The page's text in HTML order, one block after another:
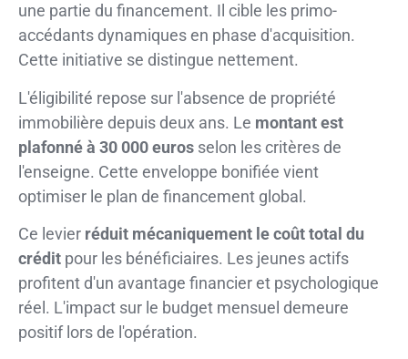
une partie du financement. Il cible les primo-
accédants dynamiques en phase d'acquisition.
Cette initiative se distingue nettement.
L'éligibilité repose sur l'absence de propriété
immobilière depuis deux ans. Le montant est
plafonné à 30 000 euros selon les critères de
l'enseigne. Cette enveloppe bonifiée vient
optimiser le plan de financement global.
Ce levier réduit mécaniquement le coût total du
crédit pour les bénéficiaires. Les jeunes actifs
profitent d'un avantage financier et psychologique
réel. L'impact sur le budget mensuel demeure
positif lors de l'opération.